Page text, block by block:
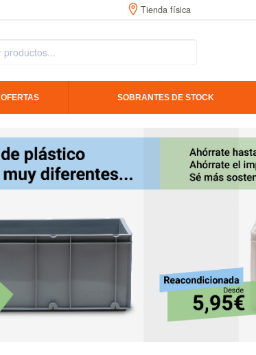
Tienda física
OFERTAS SOBRANTES DE STOCK